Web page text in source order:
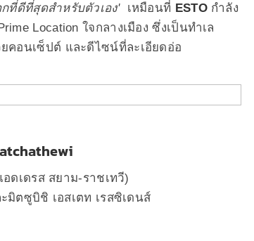
กที่ดีที่สุดสำหรับตัวเอง'เหมือนที่ ESTOกำลัง
Location ใจกลางเมือง ซึ่งเป็นทำเล
คอนเซ็ปต์ และดีไซน์ที่ละเอียดอ่อ
ดเดรส สยาม-ราชเทวี)
ตซูบิชิ เอสเตท เรสซิเดนส์